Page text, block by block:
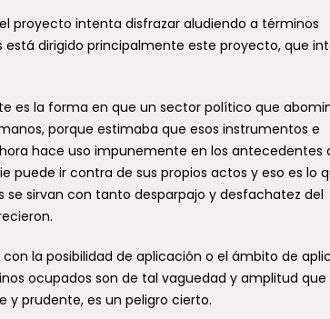
proyecto intenta disfrazar aludiendo a términos
dirigido principalmente este proyecto, que
es la forma en que un sector político que
porque estimaba que esos instrumentos e
hace uso impunemente en los antecedentes
puede ir contra de sus propios actos y eso es lo
sirvan con tanto desparpajo y desfachatez del
la posibilidad de aplicación o el ámbito de
ocupados son de tal vaguedad y amplitud que
y prudente, es un peligro cierto.
de Temuco llegó
a la
del municipio
el...
por
en pequeños
cultivos y praderas
invernaderos por
los daños
a nuevas
Villagrán, conversarán